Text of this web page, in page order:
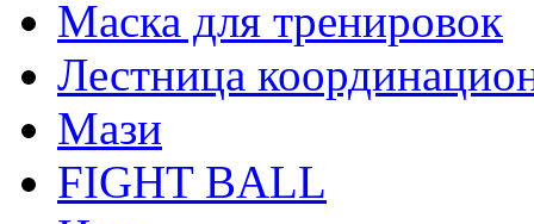
Маска для тренировок
Лестница
Мази
FIGHT BALL